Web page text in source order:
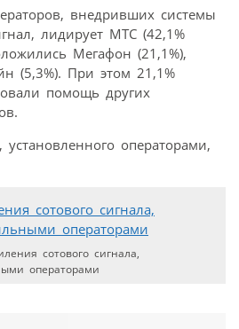
внедривших системы
лидирует МТС (42,1%
Мегафон (21,1%),
(5,3%). При этом 21,1%
помощь других
операторами,
сотового сигнала,
операторами